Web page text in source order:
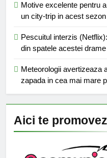
Motive excelente pentru
un city-trip in acest sezon
Pescuitul interzis
din spatele acestei
Meteorologii avertizeaza
zapada in cea mai mare
Aici te